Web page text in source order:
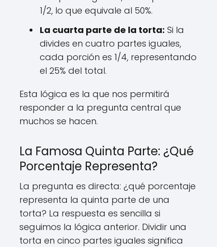
1/2, lo que equivale al 50%.
La cuarta parte de la torta: Si la
divides en cuatro partes iguales,
cada porción es 1/4, representando
el 25% del total.
Esta lógica es la que nos permitirá
responder a la pregunta central que
muchos se hacen.
La Famosa Quinta Parte: ¿Qué
Porcentaje Representa?
La pregunta es directa: ¿qué porcentaje
representa la quinta parte de una
torta? La respuesta es sencilla si
seguimos la lógica anterior. Dividir una
torta en cinco partes iguales significa